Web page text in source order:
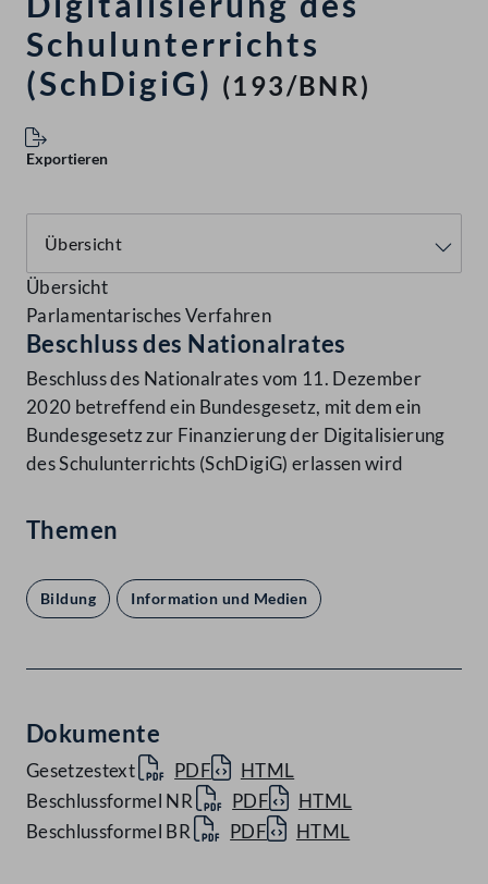
Schulunterrichts
(SchDigiG) (193/BNR)
Exportieren
Übersicht
Parlamentarisches Verfahren
Beschluss des Nationalrates
Beschluss des Nationalrates vom 11. Dezember
2020 betreffend ein Bundesgesetz, mit dem ein
Bundesgesetz zur Finanzierung der Digitalisierung
des Schulunterrichts (SchDigiG) erlassen wird
Themen
Bildung Information und Medien
Dokumente
Gesetzestext PDF
HTML
Beschlussformel NR
PDF
HTML
Beschlussformel BR
PDF HTML